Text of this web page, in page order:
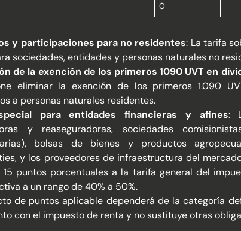
0
y participaciones para no residentes: La tarifa
sociedades, entidades y personas naturales no
de la exención de los primeros 1090 UVT en
eliminar la exención de los primeros 1.090
a personas naturales residentes.
para entidades financieras y afines:
y reaseguradoras, sociedades
bolsas de bienes y productos
y los proveedores de infraestructura del
puntos porcentuales a la tarifa general del
a un rango de 40% a 50%.
de puntos aplicable dependerá de la categoría
con el impuesto de renta y no sustituye otras